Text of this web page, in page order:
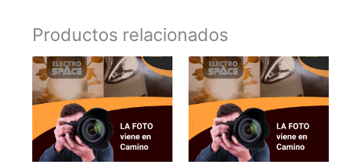
Productos relacionados